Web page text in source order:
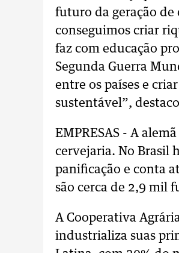
futuro da geração de
conseguimos criar
faz com educação
Segunda Guerra
entre os países e
sustentável”,
EMPRESAS - A
cervejaria. No Brasil
panificação e conta
são cerca de 2,9 mil
A Cooperativa
industrializa suas